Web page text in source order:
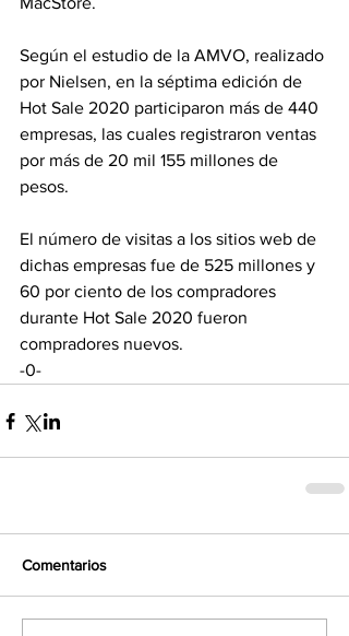
Según el estudio de la AMVO, realizado
por Nielsen, en la séptima edición de
Hot Sale 2020 participaron más de 440
empresas, las cuales registraron ventas
por más de 20 mil 155 millones de
pesos.
El número de visitas a los sitios web de
dichas empresas fue de 525 millones y
60 por ciento de los compradores
durante Hot Sale 2020 fueron
compradores nuevos.
-0-
Comentarios